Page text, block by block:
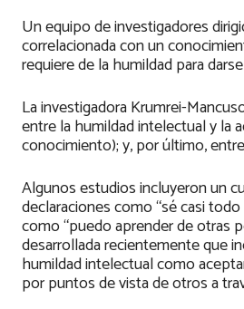
Un equipo de investigadores
correlacionada con un
requiere de la humildad para
La investigadora Krumrei-
entre la humildad intelectual y la
conocimiento); y, por último,
Algunos estudios incluyeron un
declaraciones como “sé casi
como “puedo aprender de otras
desarrollada recientemente que
humildad intelectual como
por puntos de vista de otros a